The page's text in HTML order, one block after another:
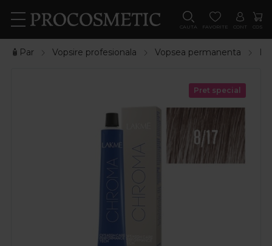
CAUTA FAVORITE CONT COS
🧴Par Vopsire profesionala Vopsea permanenta
Pret special